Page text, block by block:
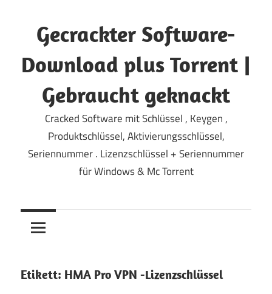
Inhalt
springen
Gecrackter Software-
Download plus Torrent |
Gebraucht geknackt
Cracked Software mit Schlüssel , Keygen ,
Produktschlüssel, Aktivierungsschlüssel,
Seriennummer . Lizenzschlüssel + Seriennummer
für Windows & Mc Torrent
Etikett: HMA Pro VPN -Lizenzschlüssel